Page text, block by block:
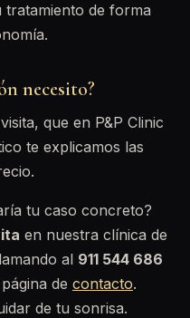
de forma
necesito?
que en P&P Clinic
te explicamos las
tu caso concreto?
en nuestra clínica de
al 911 544 686
de contacto.
de tu sonrisa.